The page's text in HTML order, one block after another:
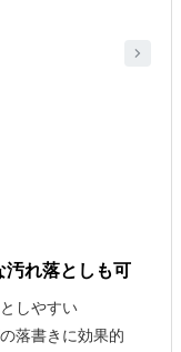
汚れ落としも可
しやすい
落書きに効果的